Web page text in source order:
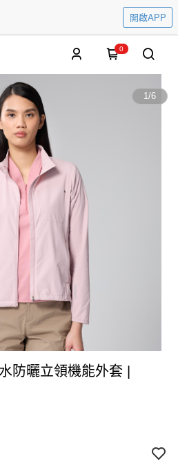
開啟APP
0
1/6
防曬立領機能外套 |